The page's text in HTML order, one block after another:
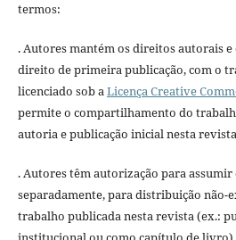
termos:
. Autores mantém os direitos autorais e
direito de primeira publicação, com o
licenciado sob aLicença Creative
permite o compartilhamento do
autoria e publicação inicial nesta
. Autores têm autorização para
separadamente, para distribuição não-
trabalho publicada nesta revista (ex.: